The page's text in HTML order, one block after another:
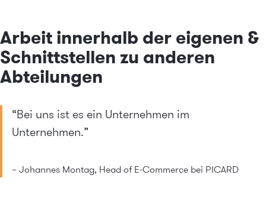
Arbeit innerhalb der eigenen &
Schnittstellen zu anderen
Abteilungen
“Bei uns ist es ein Unternehmen im
Unternehmen.”
– Johannes Montag, Head of E-Commerce bei PICARD